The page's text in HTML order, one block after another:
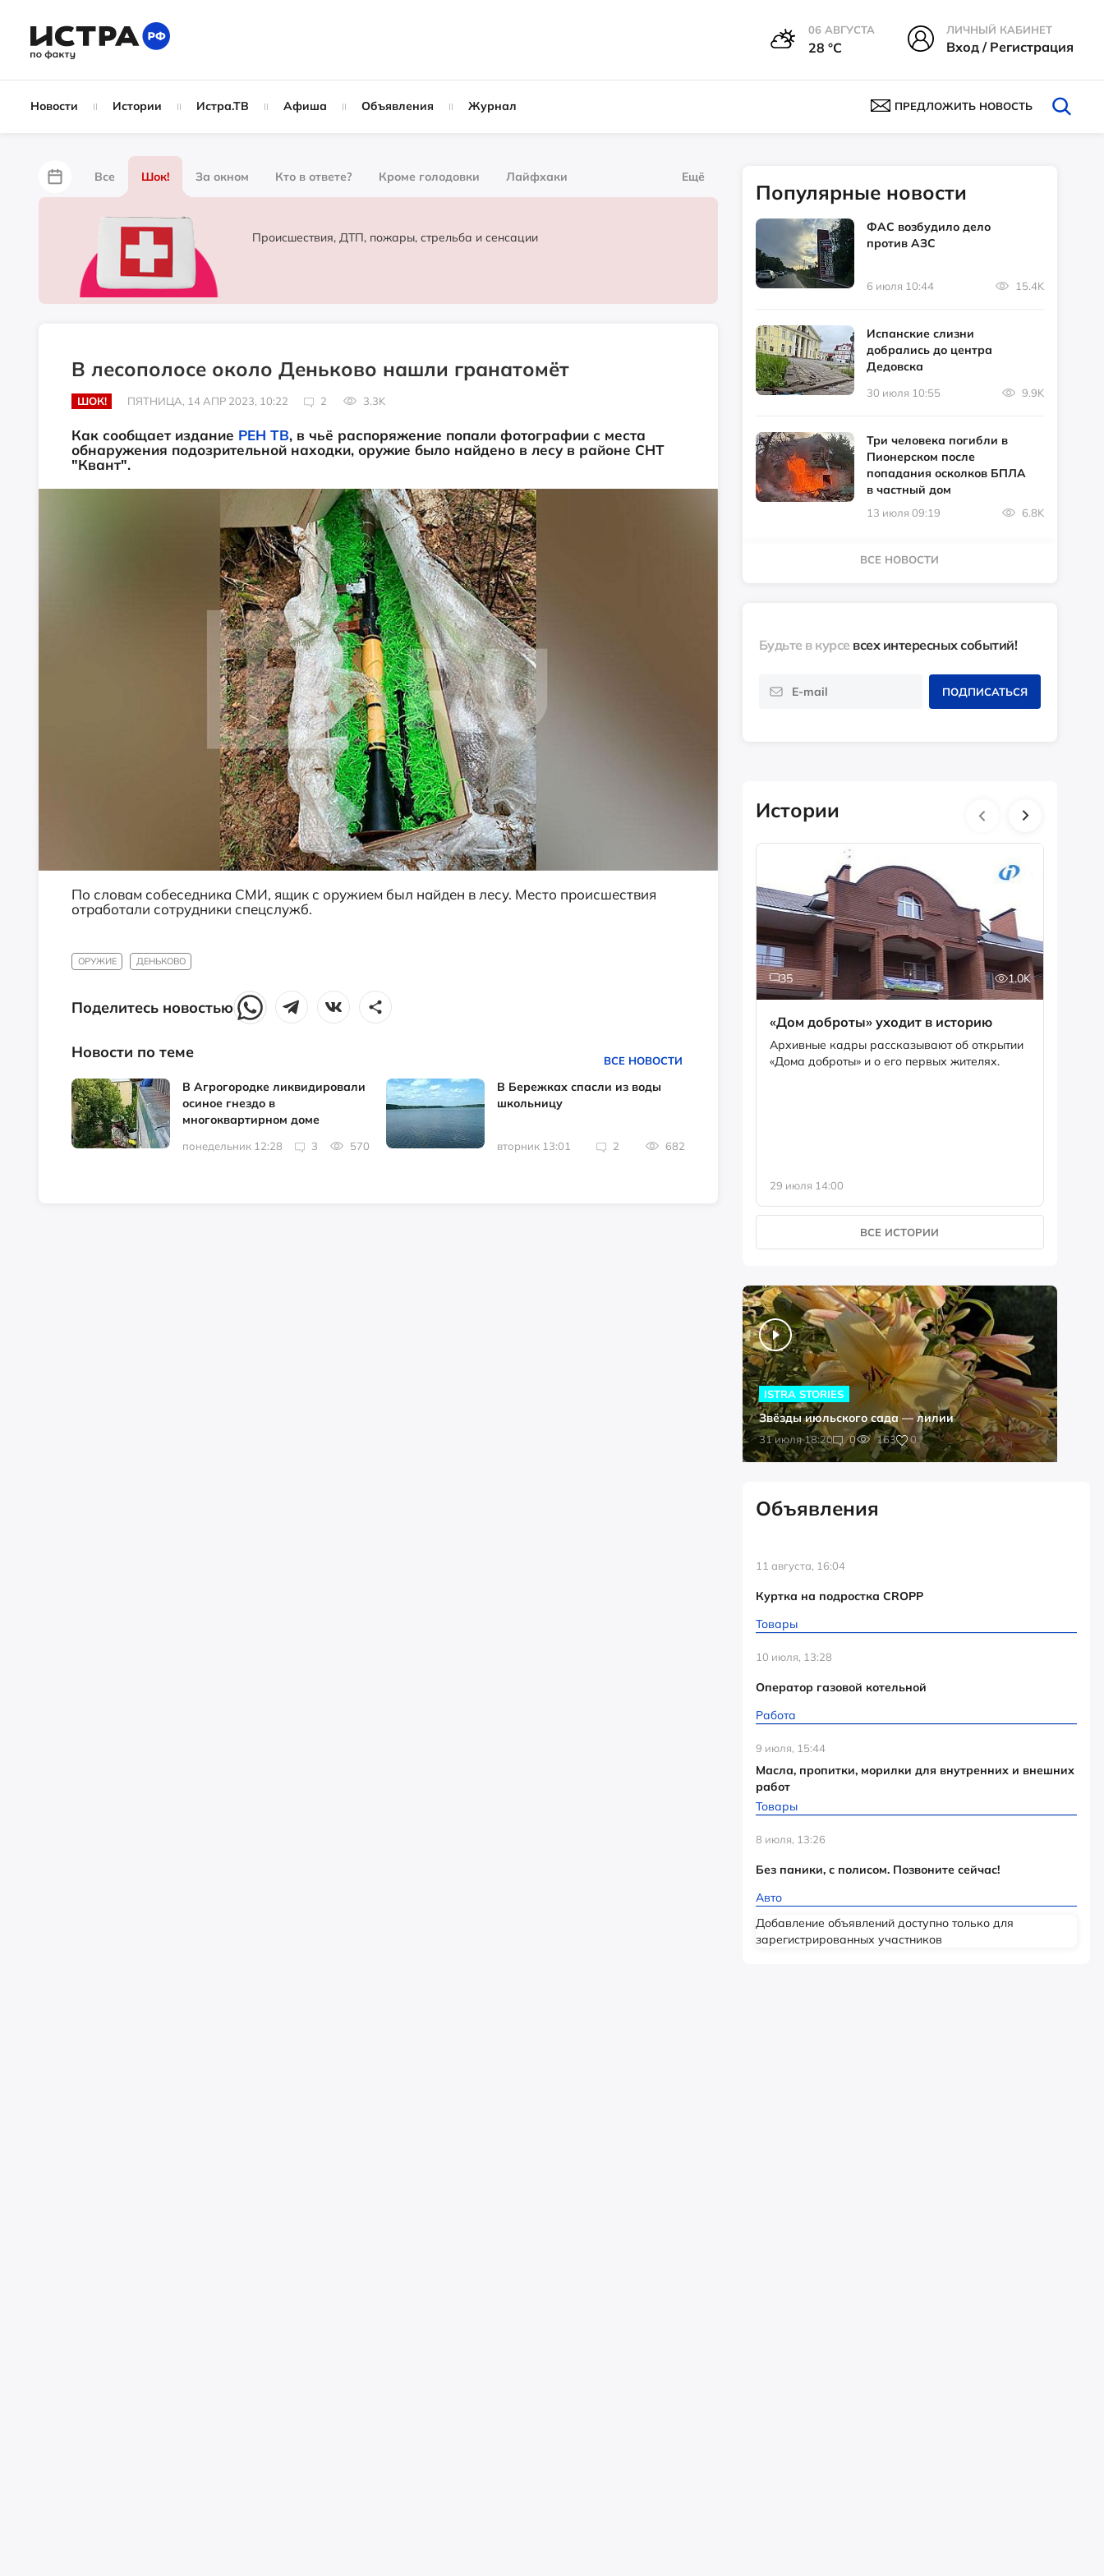
06 АВГУСТА
28 °С
ЛИЧНЫЙ КАБИНЕТ
Вход / Регистрация
Новости Истории Истра.ТВ Афиша Объявления Журнал ПРЕДЛОЖИТЬ НОВОСТЬ
Все Шок! За окном Кто в ответе? Кроме голодовки Лайфхаки
За забором Не по лжи!
Партнёрский материал
Ещё
Происшествия, ДТП, пожары, стрельба и сенсации
В лесополосе около Деньково нашли гранатомёт
ШОК! ПЯТНИЦА, 14 АПР 2023, 10:22 2 3.3K
Как сообщает издание РЕН ТВ, в чьё распоряжение попали фотографии с места
обнаружения подозрительной находки, оружие было найдено в лесу в районе СНТ
"Квант".
По словам собеседника СМИ, ящик с оружием был найден в лесу. Место происшествия
отработали сотрудники спецслужб.
ОРУЖИЕ ДЕНЬКОВО
Поделитесь новостью
Новости по теме ВСЕ НОВОСТИ
В Агрогородке ликвидировали
осиное гнездо в
многоквартирном доме
понедельник 12:28 3 570
В Бережках спасли из воды
школьницу
вторник 13:01 2 682
Популярные новости
ФАС возбудило дело
против АЗС
6 июля 10:44 15.4K
Испанские слизни
добрались до центра
Дедовска
30 июля 10:55 9.9K
Три человека погибли в
Пионерском после
попадания осколков БПЛА
в частный дом
13 июля 09:19 6.8K
ВСЕ НОВОСТИ
Будьте в курсе всех интересных событий!
ПОДПИСАТЬСЯ
Истории
35 1.0K
«Дом доброты» уходит в историю
Архивные кадры рассказывают об открытии
«Дома доброты» и о его первых жителях.
29 июля 14:00
ВСЕ ИСТОРИИ
31 июля 18:20 0 163 0
ISTRA STORIES
Звёзды июльского сада — лилии
Объявления
11 августа, 16:04
Куртка на подростка CROPP
Товары
10 июля, 13:28
Оператор газовой котельной
Работа
9 июля, 15:44
Масла, пропитки, морилки для внутренних и внешних
работ
Товары
8 июля, 13:26
Без паники, с полисом. Позвоните сейчас!
Авто
Добавление объявлений доступно только для
зарегистрированных участников